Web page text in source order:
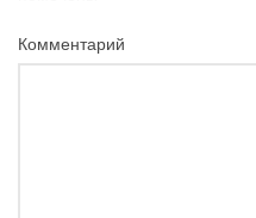
Комментарий